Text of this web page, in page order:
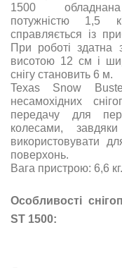
1500
потужністю 1,5
справляється із
При роботі здатна
висотою 12 см і
снігу становить 6 м.
Texas Snow
несамохідних
передачу для
колесами,
використовувати
поверхонь.
Вага пристрою: 6,6 кг.
Особливості
ST 1500: